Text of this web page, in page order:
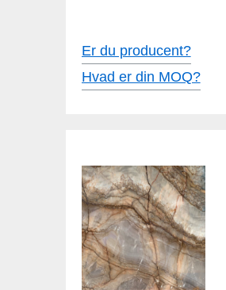
Er du producent?
Hvad er din MOQ?